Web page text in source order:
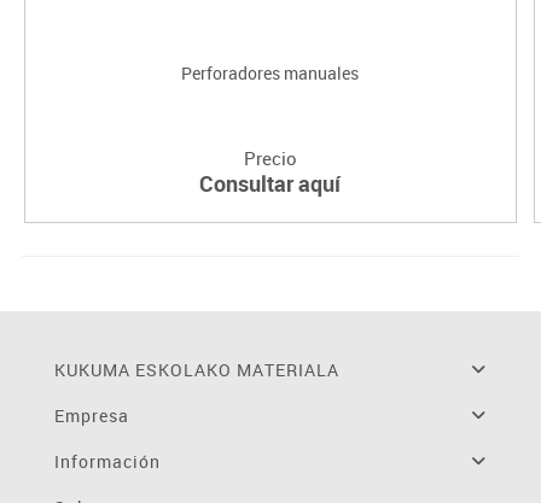
Perforadores manuales
Precio
Consultar aquí
KUKUMA ESKOLAKO MATERIALA
Empresa
Información